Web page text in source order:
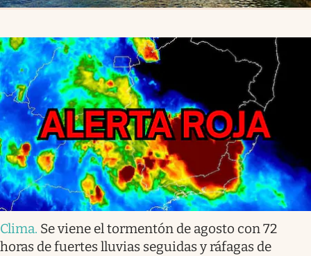
Clima. Se viene el tormentón de agosto con 72
horas de fuertes lluvias seguidas y ráfagas de